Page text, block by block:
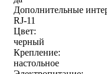
Дополнительные
RJ-11
Цвет:
черный
Крепление:
настольное